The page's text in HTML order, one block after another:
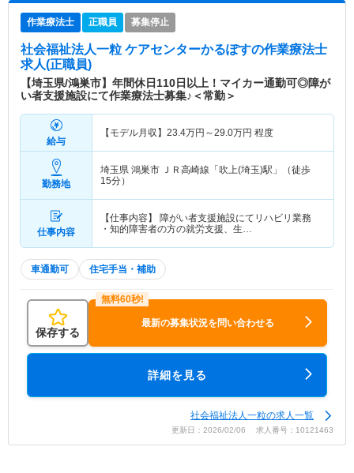
ぶ、放課後等デイサービス めろす、生活相談支援
センター しゃろーむ、ドルフィンキッズ、第２ド
特色
運営する障がい者支援施設です。障がいをお持ちの
方への生活介護や就労支援等を行っております。
作業療法士 正職員 募集停止
社会福祉法人一粒 ケアセンターかるぽすの作業療法士
求人(正職員)
【埼玉県/鴻巣市】年間休日110日以上！マイカー通勤可◎障が
い者支援施設にて作業療法士募集♪＜常勤＞
給与
【モデル月収】 23.4万円～29.0万円 程度
勤務地
埼玉県 鴻巣市
ＪＲ高崎線「吹上(埼玉)駅」（徒歩
15分）
仕事内容
【仕事内容】 障がい者支援施設にてリハビリ業務
・知的障害者の方の就労支援、生…
車通勤可 住宅手当・補助
保存する
最新の募集状況を問い合わせる
詳細を見る
社会福祉法人一粒の求人一覧
更新日：2026/02/06 求人番号：10121463